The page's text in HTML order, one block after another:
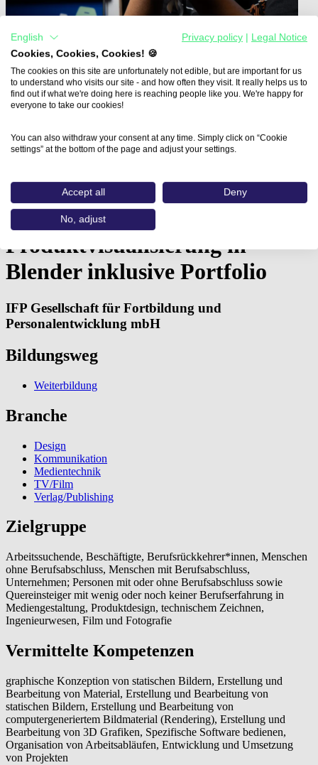
Fachkraft 3D-Design: Produktvisualisierung in…
Fachkraft 3D-Design:
Produktvisualisierung in
Blender inklusive Portfolio
IFP Gesellschaft für Fortbildung und
Personalentwicklung mbH
Bildungsweg
Weiterbildung
Branche
Design
Kommunikation
Medientechnik
TV/Film
Verlag/Publishing
Zielgruppe
Arbeitssuchende, Beschäftigte, Berufsrückkehrer*innen, Menschen
ohne Berufsabschluss, Menschen mit Berufsabschluss,
Unternehmen; Personen mit oder ohne Berufsabschluss sowie
Quereinsteiger mit wenig oder noch keiner Berufserfahrung in
Mediengestaltung, Produktdesign, technischem Zeichnen,
Ingenieurwesen, Film und Fotografie
Vermittelte Kompetenzen
graphische Konzeption von statischen Bildern, Erstellung und
Bearbeitung von Material, Erstellung und Bearbeitung von
statischen Bildern, Erstellung und Bearbeitung von
computergeneriertem Bildmaterial (Rendering), Erstellung und
Bearbeitung von 3D Grafiken, Spezifische Software bedienen,
Organisation von Arbeitsabläufen, Entwicklung und Umsetzung
von Projekten
English Privacy policy
Legal Notice
Cookies, Cookies, Cookies! 🍪
The cookies on this site are unfortunately not edible, but are important for us
to understand who visits our site - and how often they visit. It really helps us to
find out if what we're doing here is reaching people like you. We're happy for
everyone to take our cookies!
You can also withdraw your consent at any time. Simply click on “Cookie
settings” at the bottom of the page and adjust your settings.
Accept all Deny
No, adjust